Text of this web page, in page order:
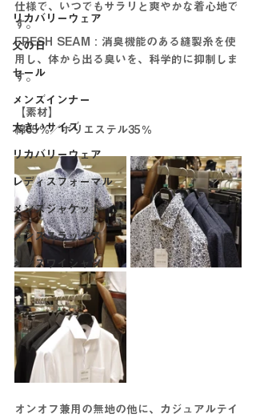
リカバリーウェア
父の日
セール
メンズインナー
大きいサイズ
リカバリーウェア
レディスフォーマル
メンズジャケット
メンズスラックス
メンズワイシャツ
仕様で、いつでもサラリと爽やかな着心地で
す。
FRESH SEAM : 消臭機能のある縫製糸を使
用し、体から出る臭いを、科学的に抑制しま
す。
【素材】
綿65％／ポリエステル35％
オンオフ兼用の無地の他に、カジュアルテイ